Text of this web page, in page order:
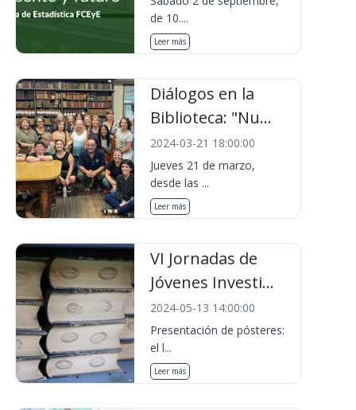
de 10....
Leer más
Diálogos en la
Biblioteca: "Nu...
2024-03-21 18:00:00
Jueves 21 de marzo,
desde las ...
Leer más
VI Jornadas de
Jóvenes Investi...
2024-05-13 14:00:00
Presentación de pósteres:
el l...
Leer más